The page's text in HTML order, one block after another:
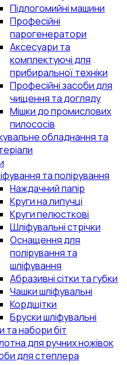
Підлогомийні машини
Професійні
парогенератори
Аксесуари та
комплектуючі для
прибиральної техніки
Професійні засоби для
чищення та догляду
Мішки до промислових
пилососів
обладнання та
та полірування
Наждачний папір
Круги на липучці
Круги пелюсткові
Шліфувальні стрічки
Оснащення для
полірування та
шліфування
Абразивні сітки та губки
Чашки шліфувальні
Кордщітки
Бруски шліфувальні
та набори біт
для ручних ножівок
для степлера